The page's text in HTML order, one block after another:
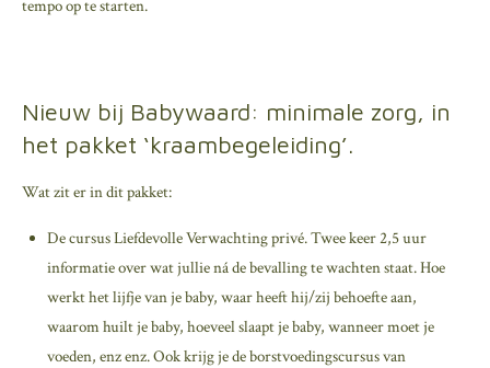
tempo op te starten.
Nieuw bij Babywaard: minimale zorg, in
het pakket ‘kraambegeleiding’.
Wat zit er in dit pakket:
De cursus Liefdevolle Verwachting privé. Twee keer 2,5 uur
informatie over wat jullie ná de bevalling te wachten staat. Hoe
werkt het lijfje van je baby, waar heeft hij/zij behoefte aan,
waarom huilt je baby, hoeveel slaapt je baby, wanneer moet je
voeden, enz enz. Ook krijg je de borstvoedingscursus van